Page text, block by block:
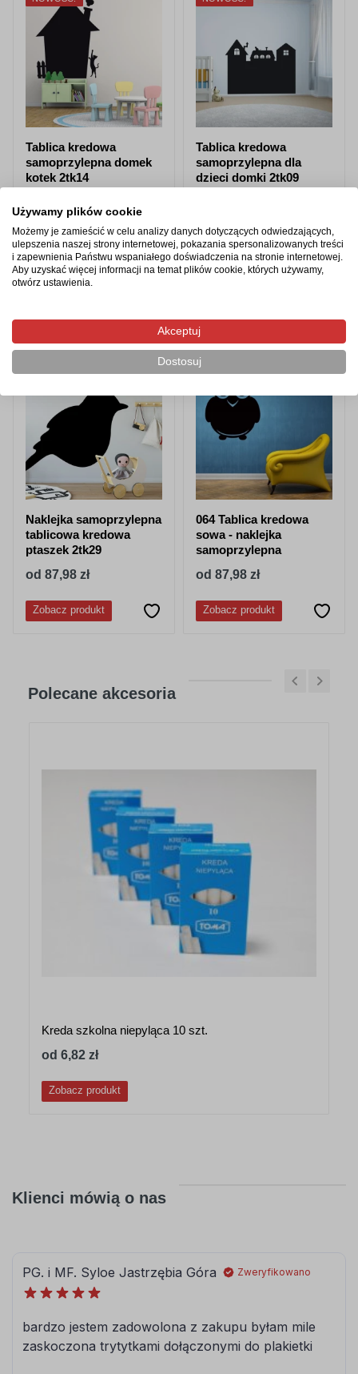
Tablica kredowa
samoprzylepna domek
kotek 2tk14
Zobacz produkt
Tablica kredowa
samoprzylepna dla
dzieci domki 2tk09
Zobacz produkt
Produkty z tej samej kategorii
Naklejka samoprzylepna
tablicowa kredowa
ptaszek 2tk29
od 87,98 zł
Zobacz produkt
064 Tablica kredowa
sowa - naklejka
samoprzylepna
od 87,98 zł
Zobacz produkt
Polecane akcesoria
Kreda szkolna niepyląca 10 szt.
od 6,82 zł
Zobacz produkt
Klienci mówią o nas
Używamy plików cookie
Możemy je zamieścić w celu analizy danych dotyczących odwiedzających,
ulepszenia naszej strony internetowej, pokazania spersonalizowanych treści
i zapewnienia Państwu wspaniałego doświadczenia na stronie internetowej.
Aby uzyskać więcej informacji na temat plików cookie, których używamy,
otwórz ustawienia.
Akceptuj
Dostosuj